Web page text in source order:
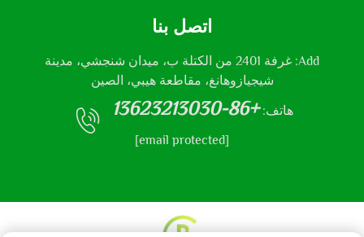
اتصل بنا
Add: غرفة 2401 من الكتلة ب، ميدان شنجشي، مدينة
شيجيازوهانغ، مقاطعة هيبي، الصين
هاتف: +86-13623213030
[email protected]